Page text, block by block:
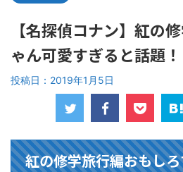
【名探偵コナン】紅の
ゃん可愛すぎると話題！
投稿日： 2019年1月5日
紅の修学旅行編おもし